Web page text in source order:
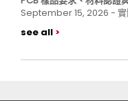
September 15, 2026 - 實
see all